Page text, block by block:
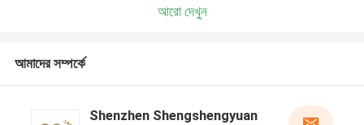
আরো দেখুন
আমাদের সম্পর্কে
Shenzhen Shengshengyuan